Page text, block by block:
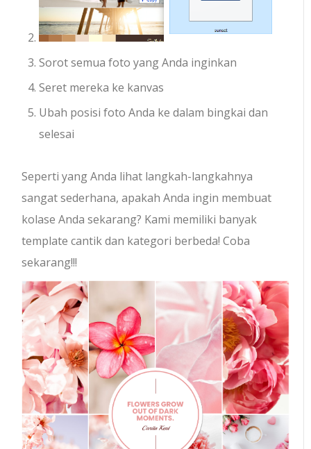
Sorot semua foto yang Anda inginkan
Seret mereka ke kanvas
Ubah posisi foto Anda ke dalam bingkai dan
selesai
Seperti yang Anda lihat langkah-langkahnya
sangat sederhana, apakah Anda ingin membuat
kolase Anda sekarang? Kami memiliki banyak
template cantik dan kategori berbeda! Coba
sekarang!!!